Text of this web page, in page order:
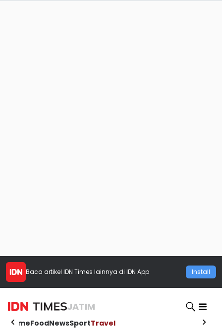
Baca artikel IDN Times lainnya di IDN App Install
JATIM
HomeFoodNewsSportTravel